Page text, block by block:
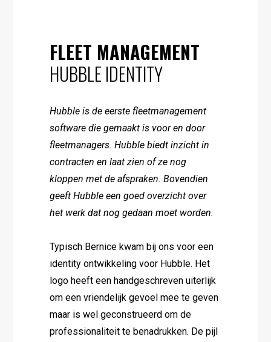
FLEET MANAGEMENT
HUBBLE IDENTITY
Hubble is de eerste fleetmanagement
software die gemaakt is voor en door
fleetmanagers. Hubble biedt inzicht in
contracten en laat zien of ze nog
kloppen met de afspraken. Bovendien
geeft Hubble een goed overzicht over
het werk dat nog gedaan moet worden.
Typisch Bernice kwam bij ons voor een
identity ontwikkeling voor Hubble. Het
logo heeft een handgeschreven uiterlijk
om een vriendelijk gevoel mee te geven
maar is wel geconstrueerd om de
professionaliteit te benadrukken. De pijl